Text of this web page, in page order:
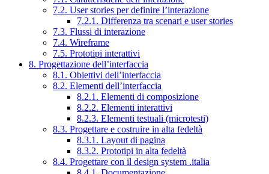
7.2. User stories per definire l’interazione
7.2.1. Differenza tra scenari e user stories
7.3. Flussi di interazione
7.4. Wireframe
7.5. Prototipi interattivi
8. Progettazione dell’interfaccia
8.1. Obiettivi dell’interfaccia
8.2. Elementi dell’interfaccia
8.2.1. Elementi di composizione
8.2.2. Elementi interattivi
8.2.3. Elementi testuali (microtesti)
8.3. Progettare e costruire in alta fedeltà
8.3.1. Layout di pagina
8.3.2. Prototipi in alta fedeltà
8.4. Progettare con il design system .italia